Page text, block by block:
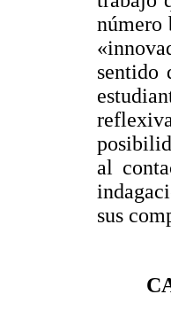
número
sentido
al
sus